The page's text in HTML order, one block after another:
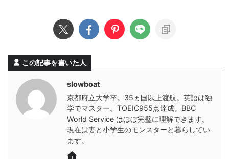
この記事を書いた人
slowboat
京都府立大学卒。35ヵ国以上渡航。英語は独
学でマスター。TOEIC955点達成。BBC
World Service はほぼ完璧に理解できます。
現在は妻と小学生のモンスターと暮らしてい
ます。